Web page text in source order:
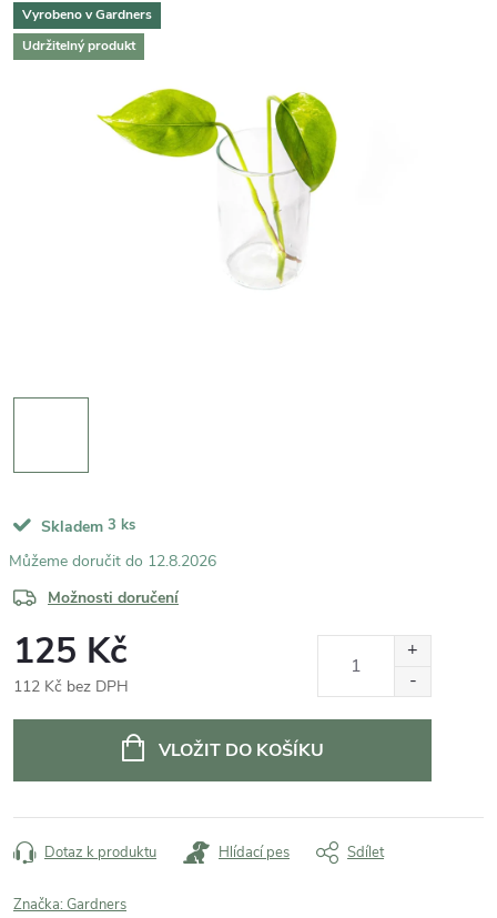
Vyrobeno v Gardners
Udržitelný produkt
Skladem 3 ks
12.8.2026
Možnosti doručení
125 Kč
112 Kč bez DPH
VLOŽIT DO KOŠÍKU
Dotaz k produktu Hlídací pes Sdílet
Značka: Gardners